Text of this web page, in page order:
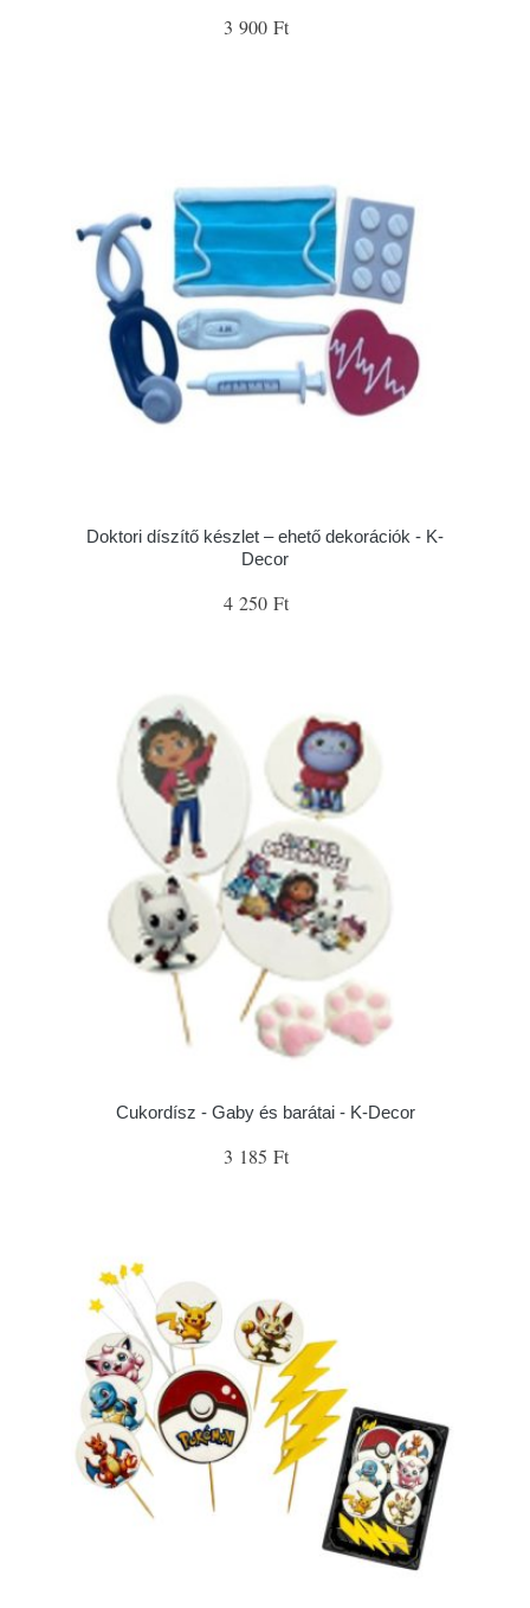
3 900 Ft
Doktori díszítő készlet – ehető dekorációk - K-
Decor
4 250 Ft
Cukordísz - Gaby és barátai - K-Decor
3 185 Ft